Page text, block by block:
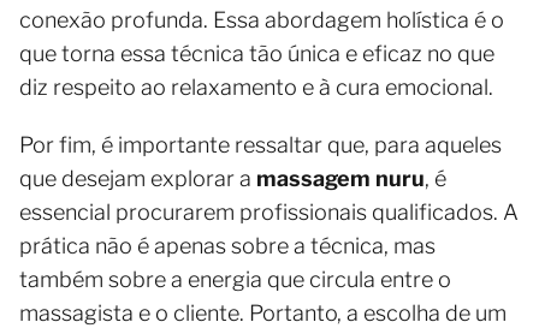
conexão profunda. Essa abordagem holística é o
que torna essa técnica tão única e eficaz no que
diz respeito ao relaxamento e à cura emocional.
Por fim, é importante ressaltar que, para aqueles
que desejam explorar a massagem nuru, é
essencial procurarem profissionais qualificados. A
prática não é apenas sobre a técnica, mas
também sobre a energia que circula entre o
massagista e o cliente. Portanto, a escolha de um